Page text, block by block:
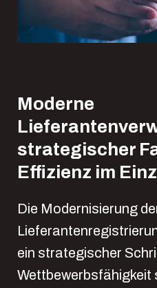
Moderne
strategischer
Effizienz im
Die Modernisierung
ein strategischer
Wettbewerbsfähigkeit